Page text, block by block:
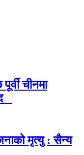
चीनमा
मृत्यु : सैन्य